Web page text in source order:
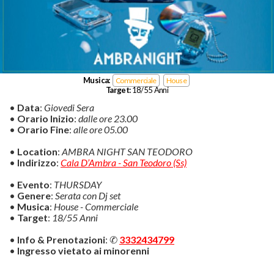
Musica: Commerciale House
Target:18/55 Anni
• Data: Giovedi Sera
• Orario Inizio: dalle ore 23.00
• Orario Fine: alle ore 05.00
• Location: AMBRA NIGHT SAN TEODORO
• Indirizzo: Cala D’Ambra - San Teodoro (Ss)
• Evento: THURSDAY
• Genere: Serata con Dj set
• Musica: House - Commerciale
• Target: 18/55 Anni
• Info & Prenotazioni: ✆ 3332434799
• Ingresso vietato ai minorenni